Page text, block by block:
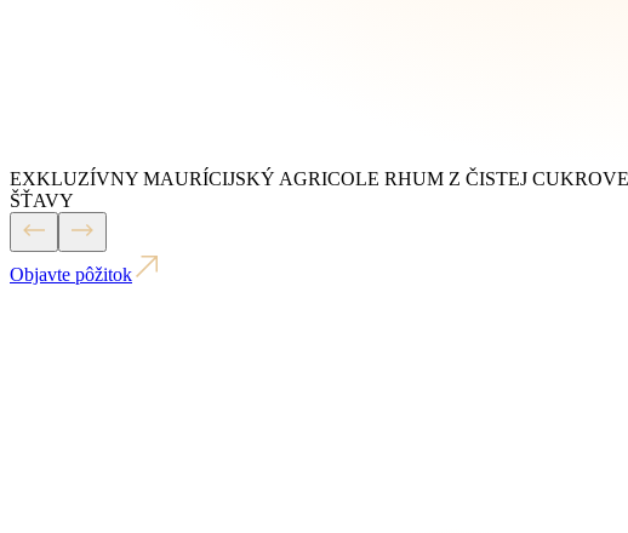
EXKLUZÍVNY MAURÍCIJSKÝ AGRICOLE RHUM Z ČISTEJ
ŠŤAVY
Objavte pôžitok